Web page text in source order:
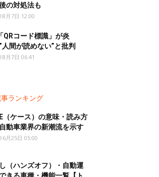
の対処法も
8月7日 12:00
QRコード標識」が炎
人間が読めない”と批判
8月7日 06:41
ランキング
（ケース）の意味・読み方
動車業界の新潮流を示す
6月25日 05:00
（ハンズオフ）・自動運